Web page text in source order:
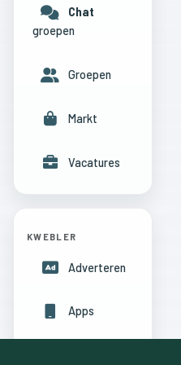
Chat
groepen
Groepen
Markt
Vacatures
KWEBLER
Adverteren
Apps